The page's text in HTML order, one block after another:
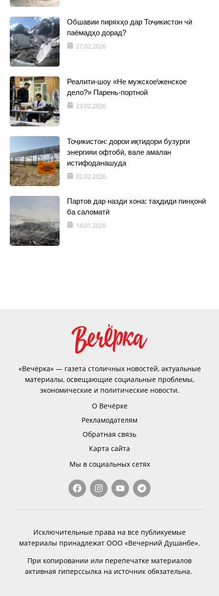
Обшавии пиряхҳо дар Тоҷикистон чӣ
паёмадҳо дорад?
27.02.2026
Реалити-шоу «Не мужское\женское
дело?» Парень-портной
23.02.2026
Тоҷикистон: дорои иқтидори бузурги
энергияи офтобӣ, вале амалан
истифоданашуда
02.02.2026
Партов дар назди хона: таҳдиди пинҳонӣ
ба саломатӣ
14.01.2026
«Вечёрка» — газета столичных новостей, актуальные
материалы, освещающие социальные проблемы,
экономические и политические новости.
О Вечёрке
Рекламодателям
Обратная связь
Карта сайта
Мы в социальных сетях
Исключительные права на все публикуемые
материалы принадлежат ООО «Вечерний Душанбе».
При копировании или перепечатке материалов
активная гиперссылка на источник обязательна.